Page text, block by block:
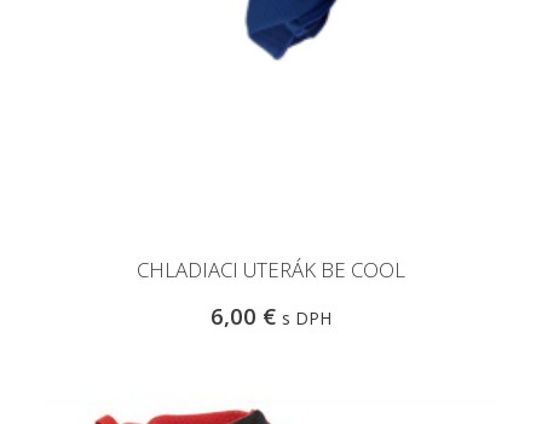
CHLADIACI UTERÁK BE COOL
6,00 € s DPH